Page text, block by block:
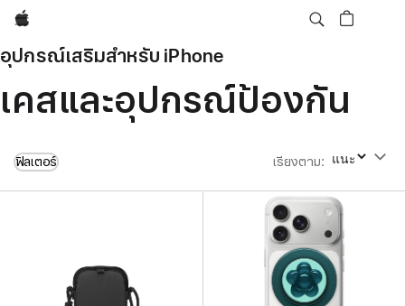
Apple
อุปกรณ์เสริมสำหรับ iPhone
เคสและอุปกรณ์ป้องกัน
ฟิลเตอร์ เรียงตาม: เรียงตาม